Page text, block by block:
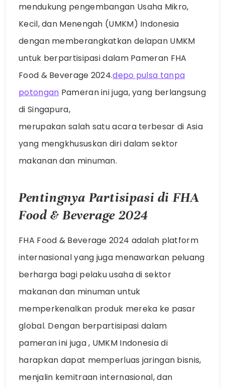
mendukung pengembangan Usaha Mikro,
Kecil, dan Menengah (UMKM) Indonesia
dengan memberangkatkan delapan UMKM
untuk berpartisipasi dalam Pameran FHA
Food & Beverage 2024.depo pulsa tanpa
potongan Pameran ini juga, yang berlangsung
di Singapura,
merupakan salah satu acara terbesar di Asia
yang mengkhususkan diri dalam sektor
makanan dan minuman.
Pentingnya Partisipasi di FHA
Food & Beverage 2024
FHA Food & Beverage 2024 adalah platform
internasional yang juga menawarkan peluang
berharga bagi pelaku usaha di sektor
makanan dan minuman untuk
memperkenalkan produk mereka ke pasar
global. Dengan berpartisipasi dalam
pameran ini juga , UMKM Indonesia di
harapkan dapat memperluas jaringan bisnis,
menjalin kemitraan internasional, dan